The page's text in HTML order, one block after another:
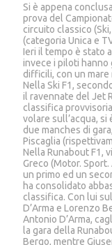
Si è appena
prova del
circuito classico
(categoria Unica e
Ieri il tempo è stato
invece i piloti
difficili, con un
Nella Ski F1,
il ravennate del Jet
classifica
volare sull’acqua,
due manches di
Piscaglia
Nella Runabout F1,
Greco (Motor.
un primo ed un
ha consolidato
classifica. Con lui
D’Arma e Lorenzo
Antonio D’Arma,
la gara della
Bergo, mentre